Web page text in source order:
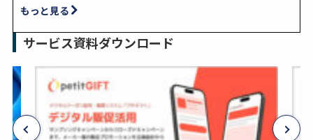
もっと見る
サービス資料ダウンロード